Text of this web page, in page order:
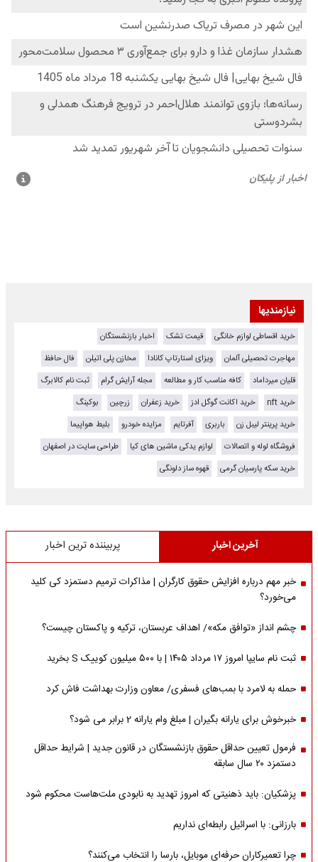
نیازمندیها
خرید اقساطی لوازم خانگی قیمت تشک
اخبار بازنشستگان
مهاجرت تحصیلی آلمان
ویزای استارتاپ کانادا مخازن پلی اتیلن
فال حافظ
قلیان میرداماد
کافه مناسب کار و مطالعه مجله آرایش گرام
ثبت نام کالابرگ
خرید nft
خرید اکانت گوگل ادز خرید زعفران زرچین
بوکینگ
خرید پرینتر لیبل زن
باربری آفرتایم مزایده خودرو
بلیط هواپیما
فروشگاه لوله و اتصالات
لوازم یدکی ماشین های کیا
طراحی سایت در اصفهان
خرید سکه پارسیان گرمی
قهوه ساز دلونگی
آخرین اخبار پربیننده ترین اخبار
خبر مهم درباره افزایش حقوق کارگران | مذاکرات ترمیم دستمزد کی کلید
می‌خورد؟
چشم انداز «توافق مکه»/ اهداف عربستان، ترکیه و پاکستان چیست؟
ثبت نام سایپا امروز ۱۷ مرداد ۱۴۰۵ | با ۵۰۰ میلیون کوییک S بخرید
حمله به لامرد با بمب‌های فسفری/ معاون وزارت بهداشت فاش کرد
خبرخوش برای یارانه بگیران | مبلغ وام یارانه 2 برابر می شود؟
فرمول تعیین حداقل حقوق بازنشستگان در قانون جدید | شرایط حداقل
دستمزد ۲۰ سال سابقه
پزشکیان: باید ذهنیتی که امروز تهدید به نابودی ملت‌هاست محکوم شود
بارزانی: با اسرائیل رابطه‌ای نداریم
چرا تعمیرکاران حرفه‌ای موبایل، بارسا را انتخاب می‌کنند؟